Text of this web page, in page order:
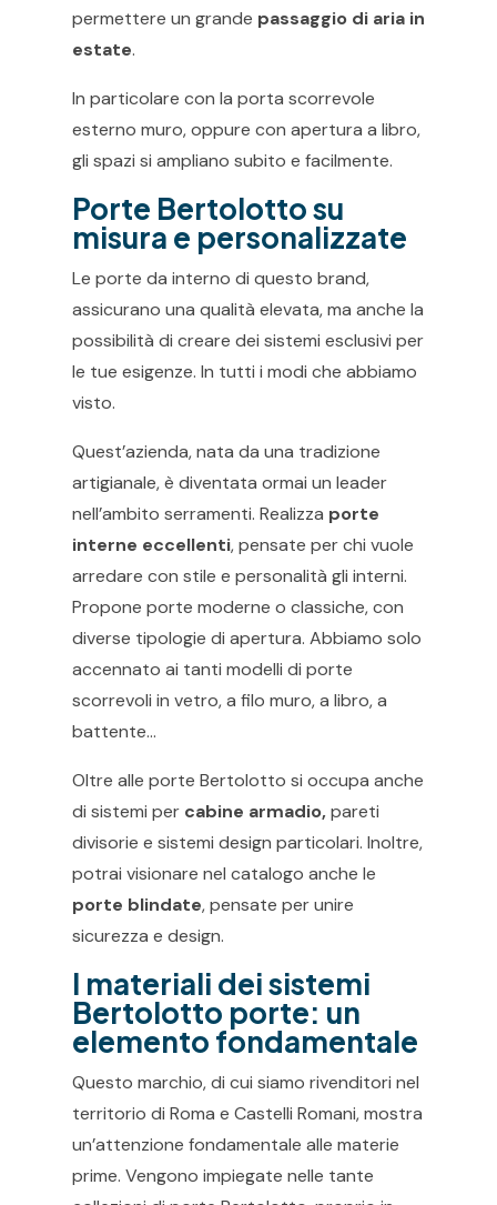
permettere un grande passaggio di aria in
estate.
In particolare con la porta scorrevole
esterno muro, oppure con apertura a libro,
gli spazi si ampliano subito e facilmente.
Porte Bertolotto su
misura e personalizzate
Le porte da interno di questo brand,
assicurano una qualità elevata, ma anche la
possibilità di creare dei sistemi esclusivi per
le tue esigenze. In tutti i modi che abbiamo
visto.
Quest’azienda, nata da una tradizione
artigianale, è diventata ormai un leader
nell’ambito serramenti. Realizza porte
interne eccellenti, pensate per chi vuole
arredare con stile e personalità gli interni.
Propone porte moderne o classiche, con
diverse tipologie di apertura. Abbiamo solo
accennato ai tanti modelli di porte
scorrevoli in vetro, a filo muro, a libro, a
battente…
Oltre alle porte Bertolotto si occupa anche
di sistemi per cabine armadio,pareti
divisorie e sistemi design particolari. Inoltre,
potrai visionare nel catalogo anche le
porte blindate, pensate per unire
sicurezza e design.
I materiali dei sistemi
Bertolotto porte: un
elemento fondamentale
Questo marchio, di cui siamo rivenditori nel
territorio di Roma e Castelli Romani, mostra
un’attenzione fondamentale alle materie
prime. Vengono impiegate nelle tante